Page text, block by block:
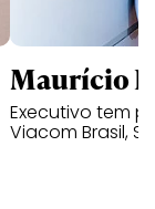
Maurício
Executivo tem
Viacom Brasil,